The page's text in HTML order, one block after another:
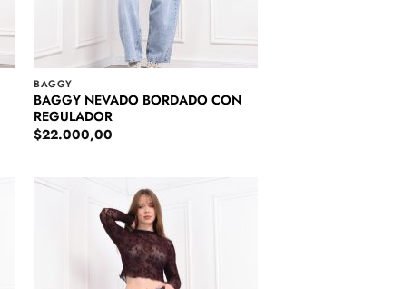
BAGGY
BAGGY NEVADO BORDADO CON
REGULADOR
$22.000,00